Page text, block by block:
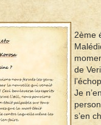
2ème
de
Je
s’en